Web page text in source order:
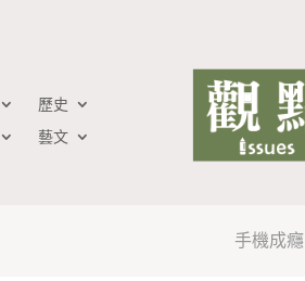
歷史
藝文
手機成癮